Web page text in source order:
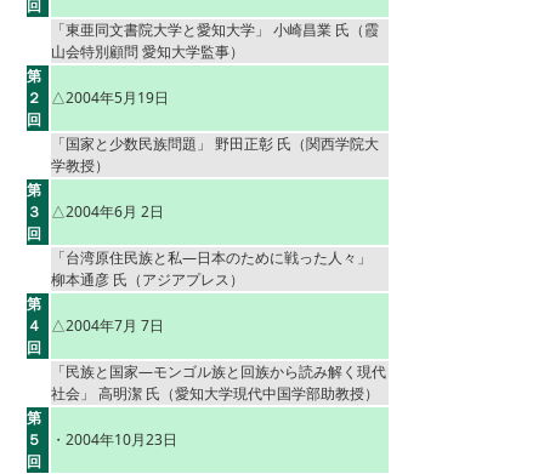
回
「東亜同文書院大学と愛知大学」 小崎昌業 氏（霞
山会特別顧問 愛知大学監事）
第
２
回
△2004年5月19日
「国家と少数民族問題」 野田正彰 氏（関西学院大
学教授）
第
３
回
△2004年6月 2日
「台湾原住民族と私―日本のために戦った人々」
柳本通彦 氏（アジアプレス）
第
４
回
△2004年7月 7日
「民族と国家―モンゴル族と回族から読み解く現代
社会」 高明潔 氏（愛知大学現代中国学部助教授）
第
５
回
・2004年10月23日